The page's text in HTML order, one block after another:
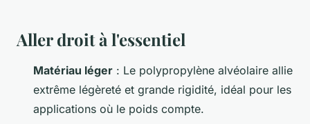
Aller droit à l'essentiel
Matériau léger : Le polypropylène alvéolaire allie
extrême légèreté et grande rigidité, idéal pour les
applications où le poids compte.